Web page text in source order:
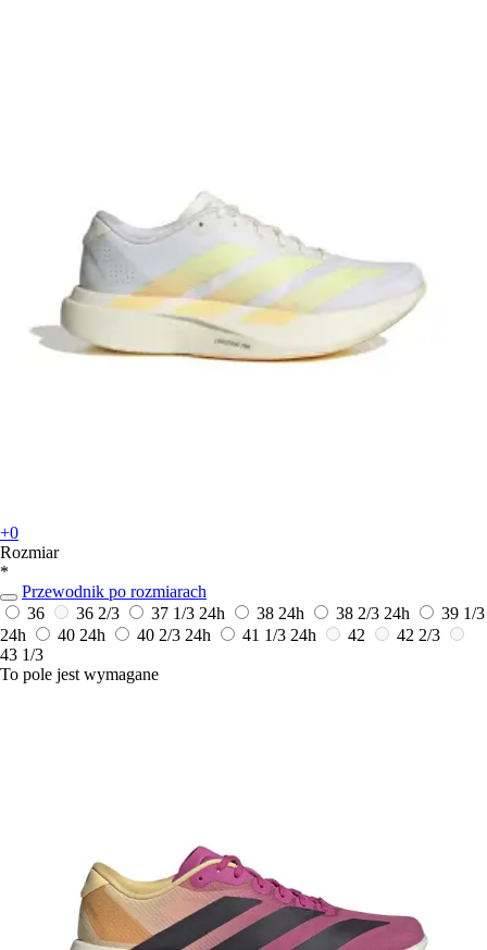
+0
Rozmiar
*
Przewodnik po rozmiarach
36
36 2/3 37 1/3 24h 38 24h 38 2/3 24h
39 1/3
24h
40 24h 40 2/3 24h 41 1/3 24h 42
42 2/3
43 1/3
To pole jest wymagane